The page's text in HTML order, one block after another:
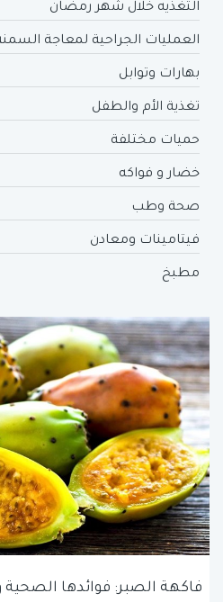
التغذيه خلال شهر رمضان
العمليات الجراحية لمعاجة
بهارات وتوابل
تغذية الأم والطفل
حميات مختلفة
خضار و فواكه
صحة وطب
فيتامينات ومعادن
مطبخ
فاكهة الصبر: فوائدها الصحية